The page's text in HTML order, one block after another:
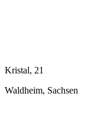
Kristal, 21
Waldheim, Sachsen